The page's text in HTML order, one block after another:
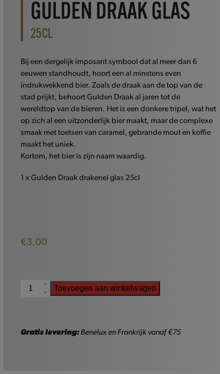
GULDEN DRAAK GLAS
25CL
Bij een dergelijk imposant symbool dat al meer dan 6
eeuwen standhoudt, hoort een al minstens even
indrukwekkend bier. Zoals de draak aan de top van de
stad prijkt, behoort Gulden Draak al jaren tot de
wereldtop van de bieren. Het is een donkere tripel, wat het
op zich al een uitzonderlijk bier maakt, maar de complexe
smaak met toetsen van caramel, gebrande mout en koffie
maakt het uniek.
Kortom, het bier is zijn naam waardig.
1 x Gulden Draak drakenei glas 25cl
€3.00
Gulden
25cl
Toevoegen aan winkelwagen
Gratis levering:Benelux en Frankrijk vanaf €75